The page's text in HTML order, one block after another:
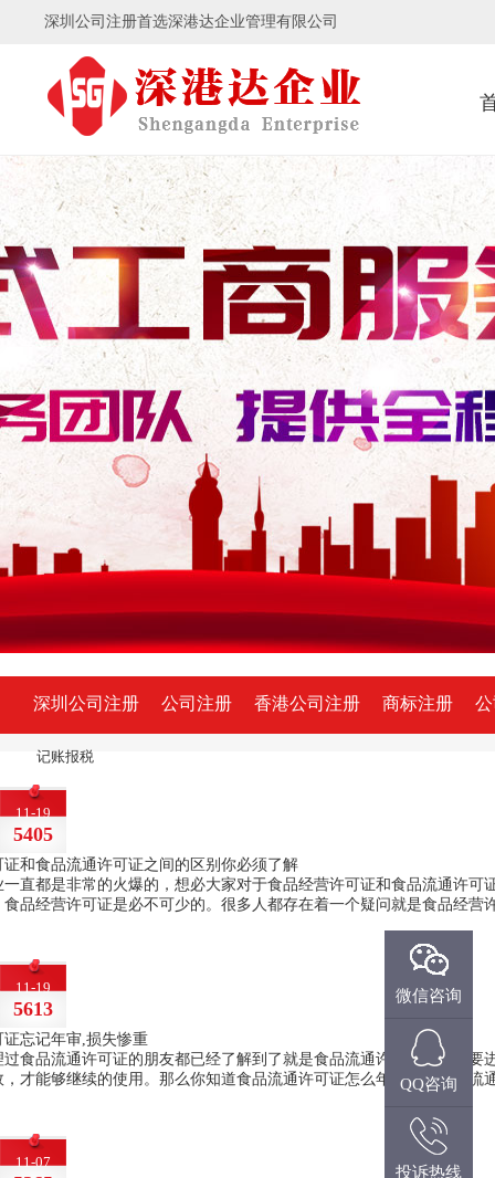
深圳公司注册首选深港达企业管理有限公司
深圳公司注册 公司注册 香港公司注册 商标注册
记账报税
11-19
5405
和食品流通许可证之间的区别你必须了解
直都是非常的火爆的，想必大家对于食品经营许可证和食品流通许可
品经营许可证是必不可少的。很多人都存在着一个疑问就是食品经营
11-19
5613
忘记年审,损失惨重
食品流通许可证的朋友都已经了解到了就是食品流通许可证都是需要
才能够继续的使用。那么你知道食品流通许可证怎么年审吗？食品流
11-07
微信咨询
QQ咨询
投诉热线